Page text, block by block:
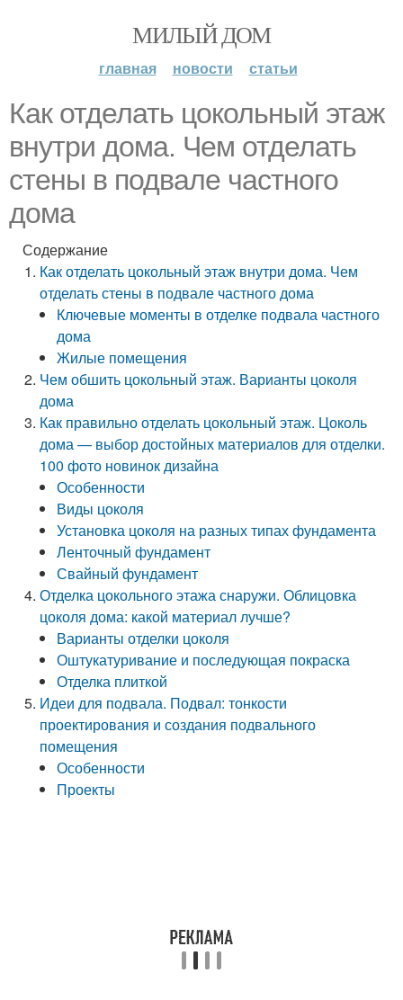
МИЛЫЙ ДОМ
главная новости статьи
Как отделать цокольный этаж
внутри дома. Чем отделать
стены в подвале частного
дома
Содержание
Как отделать цокольный этаж внутри дома. Чем
отделать стены в подвале частного дома
Ключевые моменты в отделке подвала частного
дома
Жилые помещения
Чем обшить цокольный этаж. Варианты цоколя
дома
Как правильно отделать цокольный этаж. Цоколь
дома — выбор достойных материалов для отделки.
100 фото новинок дизайна
Особенности
Виды цоколя
Установка цоколя на разных типах фундамента
Ленточный фундамент
Свайный фундамент
Отделка цокольного этажа снаружи. Облицовка
цоколя дома: какой материал лучше?
Варианты отделки цоколя
Оштукатуривание и последующая покраска
Отделка плиткой
Идеи для подвала. Подвал: тонкости
проектирования и создания подвального
помещения
Особенности
Проекты